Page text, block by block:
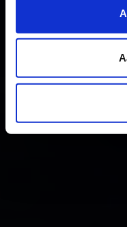
https://www.hku.nl/